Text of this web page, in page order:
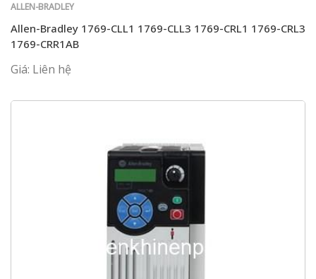
ALLEN-BRADLEY
Allen-Bradley 1769-CLL1 1769-CLL3 1769-CRL1 1769-CRL3
1769-CRR1AB
Giá: Liên hệ